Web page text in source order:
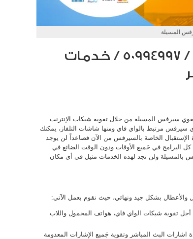
المسيلة
مقوي سيرفس المسيلة / 50994997 / خدمات
مقوي سيرفس المسيلة من خلال تقوية شبكات الإنترنت
مرتبط بالواي فاي ومنها شاشات التلفاز، يمكنك
الخاصة بالسيرفس من الآن فصاعداً لن يوجد
البرامج في جَميع الأوقات ودون الوقت الضائع في
ولن تجد لهذه الخدمات مثيل في أي مكان
والأعطال بشكل جيد ونهائي، حيث نقوم بعمل الآتي:
تقوية شبكات الواي فاي، هواتف المحمول واللاب
البث المباشر وتقوية جَميع الإشارات المعدومة